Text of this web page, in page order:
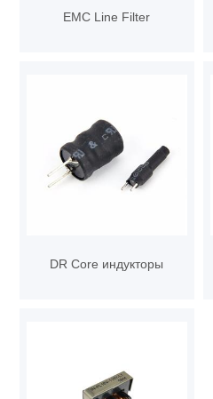
EMC Line Filter
DR Core индукторы